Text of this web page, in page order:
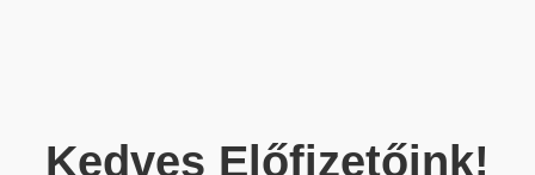
Kedves Előfizetőink!